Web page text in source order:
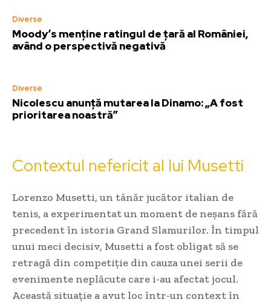
Diverse
Moody’s menține ratingul de țară al României,
având o perspectivă negativă
Diverse
Nicolescu anunță mutarea la Dinamo: „A fost
prioritarea noastră”
Contextul nefericit al lui Musetti
Lorenzo Musetti, un tânăr jucător italian de
tenis, a experimentat un moment de neșans fără
precedent în istoria Grand Slamurilor. În timpul
unui meci decisiv, Musetti a fost obligat să se
retragă din competiție din cauza unei serii de
evenimente neplăcute care i-au afectat jocul.
Această situație a avut loc într-un context în